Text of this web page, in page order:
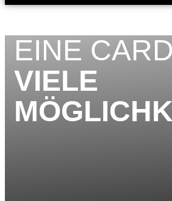
EINE
VIELE